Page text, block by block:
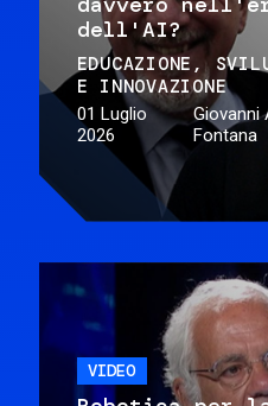
dell'AI?
EDUCAZIONE
E INNOVAZIONE
01 Luglio
2026
Giovanni
Fontana
VIDEO